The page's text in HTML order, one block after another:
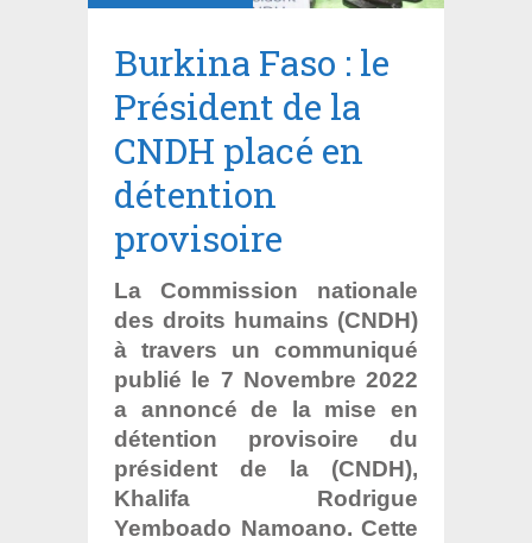
Burkina Faso : le
Président de la
CNDH placé en
détention
provisoire
La Commission nationale
des droits humains (CNDH)
à travers un communiqué
publié le 7 Novembre 2022
a annoncé de la mise en
détention provisoire du
président de la (CNDH),
Khalifa Rodrigue
Yemboado Namoano. Cette